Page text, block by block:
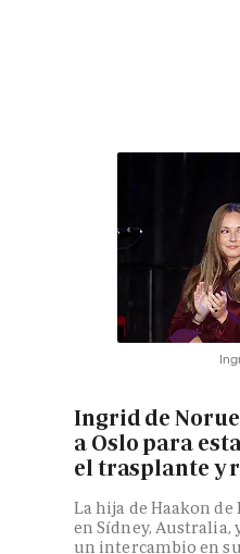
Ingrid de
a Oslo para
el trasplante y
La hija de Haakon
en Sídney, Australia,
un intercambio en